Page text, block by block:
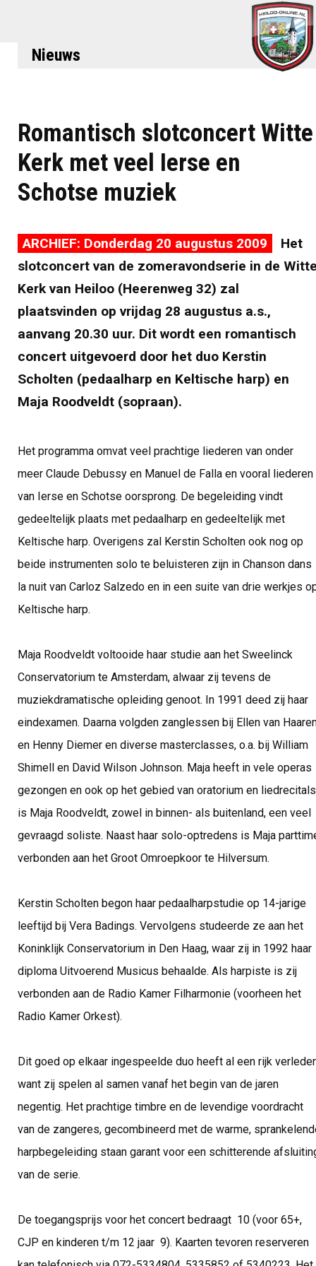
Nieuws
Romantisch slotconcert Witte
Kerk met veel Ierse en
Schotse muziek
ARCHIEF: Donderdag 20 augustus 2009
Het
slotconcert van de zomeravondserie in de
Kerk van Heiloo (Heerenweg 32) zal
plaatsvinden op vrijdag 28 augustus a.s.,
aanvang 20.30 uur. Dit wordt een romantisch
concert uitgevoerd door het duo Kerstin
Scholten (pedaalharp en Keltische harp) en
Maja Roodveldt (sopraan).
Het programma omvat veel prachtige liederen van onder
meer Claude Debussy en Manuel de Falla en vooral liederen
van Ierse en Schotse oorsprong. De begeleiding vindt
gedeeltelijk plaats met pedaalharp en gedeeltelijk met
Keltische harp. Overigens zal Kerstin Scholten ook nog op
beide instrumenten solo te beluisteren zijn in Chanson dans
la nuit van Carloz Salzedo en in een suite van drie werkjes
Keltische harp.
Maja Roodveldt voltooide haar studie aan het Sweelinck
Conservatorium te Amsterdam, alwaar zij tevens de
muziekdramatische opleiding genoot. In 1991 deed zij haar
eindexamen. Daarna volgden zanglessen bij Ellen van
en Henny Diemer en diverse masterclasses, o.a. bij William
Shimell en David Wilson Johnson. Maja heeft in vele operas
gezongen en ook op het gebied van oratorium en liedrecitals
is Maja Roodveldt, zowel in binnen- als buitenland, een veel
gevraagd soliste. Naast haar solo-optredens is Maja
verbonden aan het Groot Omroepkoor te Hilversum.
Kerstin Scholten begon haar pedaalharpstudie op 14-jarige
leeftijd bij Vera Badings. Vervolgens studeerde ze aan het
Koninklijk Conservatorium in Den Haag, waar zij in 1992 haar
diploma Uitvoerend Musicus behaalde. Als harpiste is zij
verbonden aan de Radio Kamer Filharmonie (voorheen het
Radio Kamer Orkest).
Dit goed op elkaar ingespeelde duo heeft al een rijk
want zij spelen al samen vanaf het begin van de jaren
negentig. Het prachtige timbre en de levendige voordracht
van de zangeres, gecombineerd met de warme,
harpbegeleiding staan garant voor een schitterende
van de serie.
De toegangsprijs voor het concert bedraagt  10 (voor 65+,
CJP en kinderen t/m 12 jaar  9). Kaarten tevoren reserveren